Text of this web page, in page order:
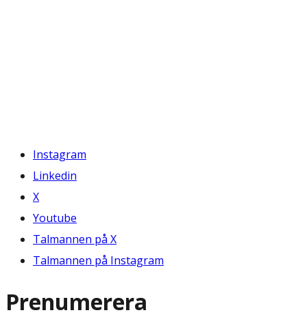
Instagram
Linkedin
X
Youtube
Talmannen på X
Talmannen på Instagram
Prenumerera